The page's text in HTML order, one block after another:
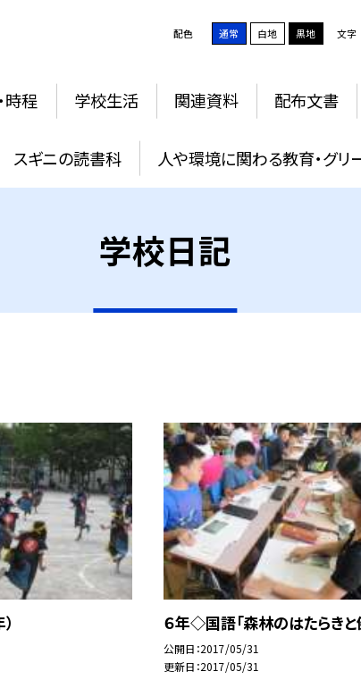
配色 通常 白地 黒地 文字
時程 学校生活 関連資料 配布文書
スギニの読書科 人や環境に関わる教育・グリ
学校日記
６年◇国語「森林のはたらきと
公開日 2017/05/31
更新日 2017/05/31